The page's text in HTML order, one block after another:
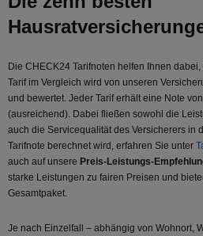
Die CHECK24 Tarifnoten helfen Ihnen
Tarif im Vergleich wird von unseren
und bewertet. Jeder Tarif erhält eine Note
(ausreichend). Dabei fließen sowohl die
auch die Servicequalität des Versicherers in
Tarifnote berechnet wird, erfahren Sie unter
auch auf unsere Preis-Leistungs-
starke Leistungen zu fairen Preisen und
Gesamtpaket.
Je nach Einzelfall – abhängig von Wohnort,